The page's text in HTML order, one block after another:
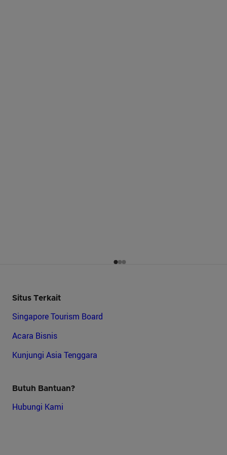
Situs Terkait
Singapore Tourism Board
Acara Bisnis
Kunjungi Asia Tenggara
Butuh Bantuan?
Hubungi Kami